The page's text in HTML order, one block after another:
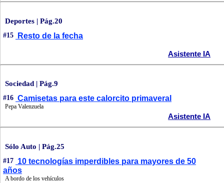
Deportes | Pág.20
#15 Resto de la fecha
Asistente IA
Sociedad | Pág.9
#16 Camisetas para este calorcito primaveral
Pepa Valenzuela
Asistente IA
Sólo Auto | Pág.25
#17 10 tecnologías imperdibles para mayores de 50
años
A bordo de los vehículos